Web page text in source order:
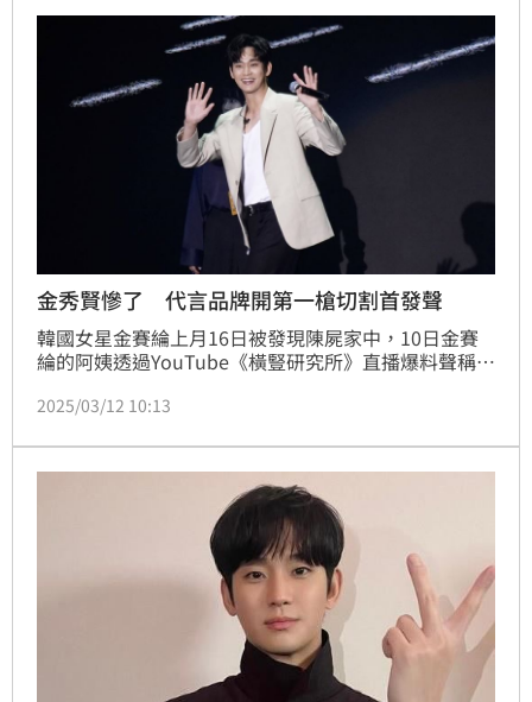
金秀賢慘了 代言品牌開第一槍切割首發聲
韓國女星金賽綸上月16日被發現陳屍家中，10日金賽
綸的阿姨透過YouTube《橫豎研究所》直播爆料聲稱金
賽綸的激吻照及金賽綸求救短信後，風波持續延燒。而
出金秀賢代言狂掉，代言海報還遭撕下。如今他代言品
牌方Dinto開第一槍發聲：「所有代言人行程將停擺並
2025/03/12 10:13